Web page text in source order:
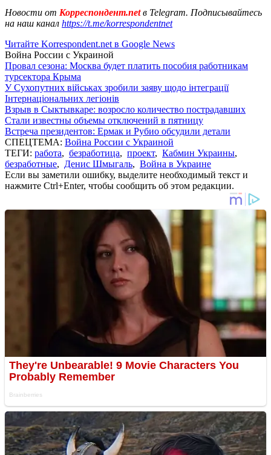
Новости от Корреспондент.netв Telegram. Подписывайтесь
на наш канал https://t.me/korrespondentnet
Читайте Korrespondent.net в Google News
Война России с Украиной
Провал сезона: Москва будет платить пособия работникам
турсектора Крыма
У Сухопутних військах зробили заяву щодо інтеграції
Інтернаціональних легіонів
Взрыв в Сыктывкаре: возросло количество пострадавших
Стали известны объемы отключений в пятницу
Встреча президентов: Ермак и Рубио обсудили детали
СПЕЦТЕМА: Война России с Украиной
ТЕГИ: работа, безработица, проект, Кабмин Украины,
безработные, Денис Шмыгаль, Война в Украине
Если вы заметили ошибку, выделите необходимый текст и
нажмите Ctrl+Enter, чтобы сообщить об этом редакции.